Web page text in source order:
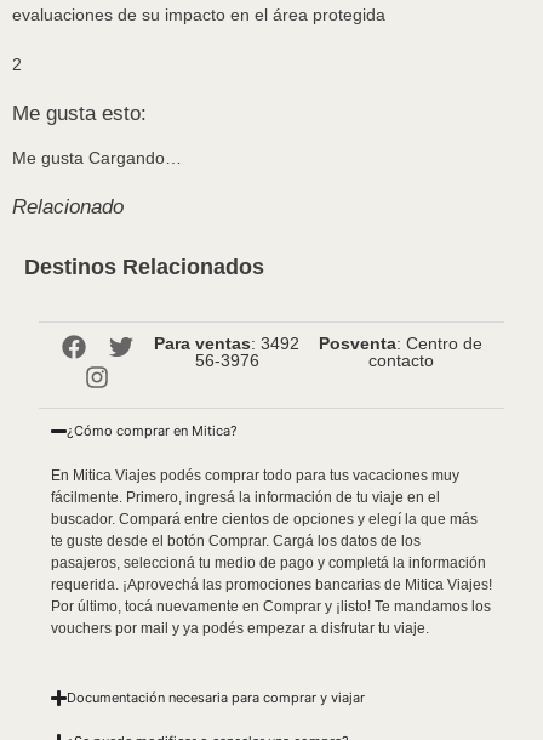
evaluaciones de su impacto en el área protegida
2
Me gusta esto:
Me gusta Cargando…
Relacionado
Destinos Relacionados
Para ventas: 3492
56-3976
Posventa: Centro de
contacto
¿Cómo comprar en Mitica?
En Mitica Viajes podés comprar todo para tus vacaciones muy
fácilmente. Primero, ingresá la información de tu viaje en el
buscador. Compará entre cientos de opciones y elegí la que más
te guste desde el botón Comprar. Cargá los datos de los
pasajeros, seleccioná tu medio de pago y completá la información
requerida. ¡Aprovechá las promociones bancarias de Mitica Viajes!
Por último, tocá nuevamente en Comprar y ¡listo! Te mandamos los
vouchers por mail y ya podés empezar a disfrutar tu viaje.
Documentación necesaria para comprar y viajar